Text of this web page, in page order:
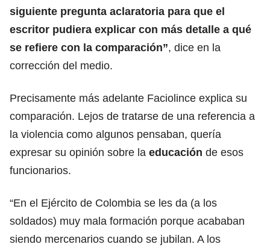
siguiente pregunta aclaratoria para que el
escritor pudiera explicar con más detalle a qué
se refiere con la comparación”, dice en la
corrección del medio.
Precisamente más adelante Faciolince explica su
comparación. Lejos de tratarse de una referencia a
la violencia como algunos pensaban, quería
expresar su opinión sobre la educación de esos
funcionarios.
“En el Ejército de Colombia se les da (a los
soldados) muy mala formación porque acababan
siendo mercenarios cuando se jubilan. A los